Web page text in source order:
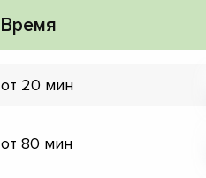
Время
от 20 мин
от 80 мин